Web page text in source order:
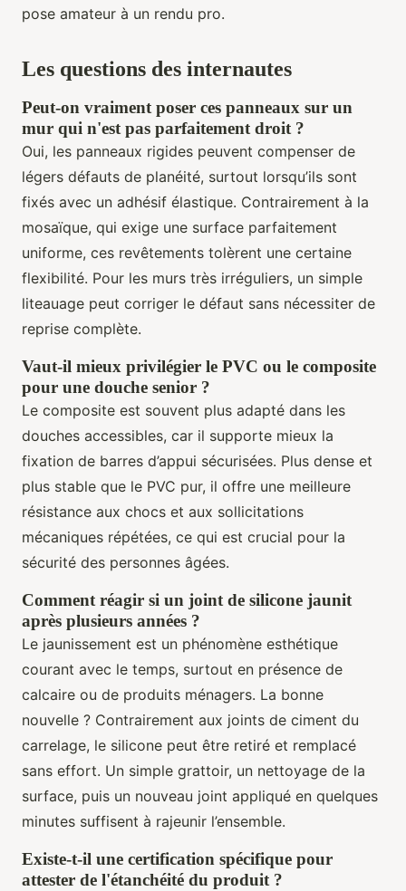
pose amateur à un rendu pro.
Les questions des internautes
Peut-on vraiment poser ces panneaux sur un
mur qui n'est pas parfaitement droit ?
Oui, les panneaux rigides peuvent compenser de
légers défauts de planéité, surtout lorsqu’ils sont
fixés avec un adhésif élastique. Contrairement à la
mosaïque, qui exige une surface parfaitement
uniforme, ces revêtements tolèrent une certaine
flexibilité. Pour les murs très irréguliers, un simple
liteauage peut corriger le défaut sans nécessiter de
reprise complète.
Vaut-il mieux privilégier le PVC ou le composite
pour une douche senior ?
Le composite est souvent plus adapté dans les
douches accessibles, car il supporte mieux la
fixation de barres d’appui sécurisées. Plus dense et
plus stable que le PVC pur, il offre une meilleure
résistance aux chocs et aux sollicitations
mécaniques répétées, ce qui est crucial pour la
sécurité des personnes âgées.
Comment réagir si un joint de silicone jaunit
après plusieurs années ?
Le jaunissement est un phénomène esthétique
courant avec le temps, surtout en présence de
calcaire ou de produits ménagers. La bonne
nouvelle ? Contrairement aux joints de ciment du
carrelage, le silicone peut être retiré et remplacé
sans effort. Un simple grattoir, un nettoyage de la
surface, puis un nouveau joint appliqué en quelques
minutes suffisent à rajeunir l’ensemble.
Existe-t-il une certification spécifique pour
attester de l'étanchéité du produit ?